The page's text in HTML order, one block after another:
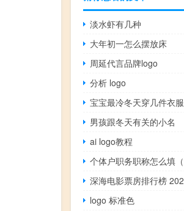
淡水虾有几种
大年初一怎么摆放床
周延代言品牌logo
分析 logo
宝宝最冷冬天穿几件衣服
男孩跟冬天有关的小名
ai logo教程
logo 标准色